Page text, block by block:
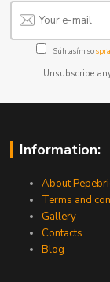
Súhlasím so
Unsubscribe
Information:
About
Terms and
Gallery
Contacts
Blog